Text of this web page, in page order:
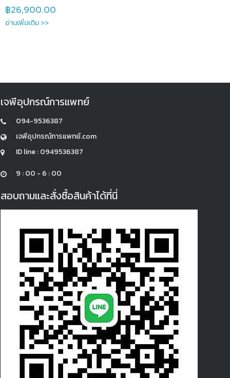
฿26,900.00
อ่านเพิ่มเติม >>
เจพีอุปกรณ์การแพทย์
094-9536387
เจพีอุปกรณ์การแพทย์.com
ID line : 0949536387
9 : 00 - 6 : 00
สอบถามและสั่งซื้อสินค้าได้ที่นี่